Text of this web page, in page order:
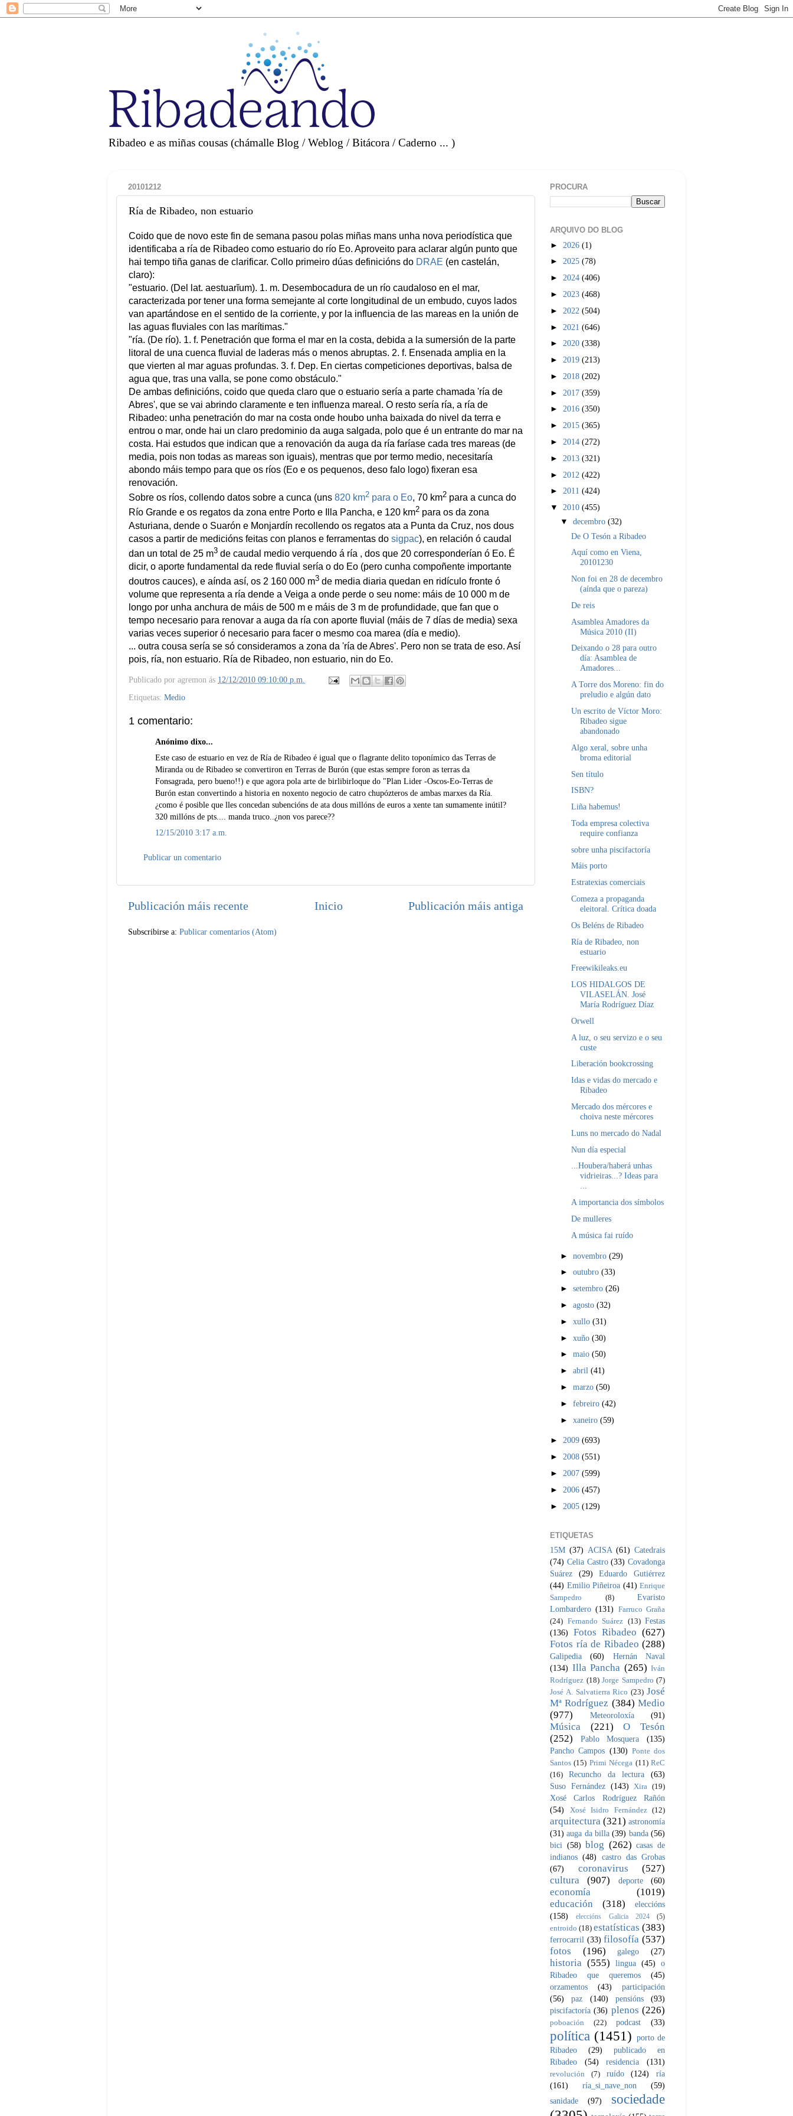
Ribadeo e as miñas cousas (chámalle Blog / Weblog / Bitácora / Caderno ... )
20101212
Ría de Ribadeo, non estuario
Coido que de novo este fin de semana pasou polas miñas mans unha nova periodística que
identificaba a ría de Ribadeo como estuario do río Eo. Aproveito para aclarar algún punto que
hai tempo tiña ganas de clarificar. Collo primeiro dúas definicións do DRAE (en castelán,
claro):
"estuario. (Del lat. aestuarĭum). 1. m. Desembocadura de un río caudaloso en el mar,
caracterizada por tener una forma semejante al corte longitudinal de un embudo, cuyos lados
van apartándose en el sentido de la corriente, y por la influencia de las mareas en la unión de
las aguas fluviales con las marítimas."
"ría. (De río). 1. f. Penetración que forma el mar en la costa, debida a la sumersión de la parte
litoral de una cuenca fluvial de laderas más o menos abruptas. 2. f. Ensenada amplia en la
que vierten al mar aguas profundas. 3. f. Dep. En ciertas competiciones deportivas, balsa de
agua que, tras una valla, se pone como obstáculo."
De ambas definicións, coido que queda claro que o estuario sería a parte chamada 'ría de
Abres', que se vai abrindo claramente e ten influenza mareal. O resto sería ría, a ría de
Ribadeo: unha penetración do mar na costa onde houbo unha baixada do nivel da terra e
entrou o mar, onde hai un claro predominio da auga salgada, polo que é un entrante do mar na
costa. Hai estudos que indican que a renovación da auga da ría faríase cada tres mareas (de
media, pois non todas as mareas son iguais), mentras que por termo medio, necesitaría
abondo máis tempo para que os ríos (Eo e os pequenos, deso falo logo) fixeran esa
renovación.
Sobre os ríos, collendo datos sobre a cunca (uns 820 km2 para o Eo, 70 km2 para a cunca do
Río Grande e os regatos da zona entre Porto e Illa Pancha, e 120 km2 para os da zona
Asturiana, dende o Suarón e Monjardín recollendo os regatos ata a Punta da Cruz, nos dous
casos a partir de medicións feitas con planos e ferramentas do sigpac), en relación ó caudal
dan un total de 25 m3 de caudal medio verquendo á ría , dos que 20 corresponderían ó Eo. É
dicir, o aporte fundamental da rede fluvial sería o do Eo (pero cunha compoñente importante
doutros cauces), e aínda así, os 2 160 000 m3 de media diaria quedan en ridículo fronte ó
volume que representa a ría dende a Veiga a onde perde o seu nome: máis de 10 000 m de
longo por unha anchura de máis de 500 m e máis de 3 m de profundidade, que fan que o
tempo necesario para renovar a auga da ría con aporte fluvial (máis de 7 días de media) sexa
varias veces superior ó necesario para facer o mesmo coa marea (día e medio).
... outra cousa sería se só consideramos a zona da 'ría de Abres'. Pero non se trata de eso. Así
pois, ría, non estuario. Ría de Ribadeo, non estuario, nin do Eo.
Publicado por agremon ás 12/12/2010 09:10:00 p.m.
Etiquetas: Medio
1 comentario:
Anónimo dixo...
Este caso de estuario en vez de Ría de Ribadeo é igual que o flagrante delito toponímico das Terras de
Miranda ou de Ribadeo se convertiron en Terras de Burón (que estas sempre foron as terras da
Fonsagrada, pero bueno!!) e que agora pola arte de birlibirloque do "Plan Lider -Oscos-Eo-Terras de
Burón estan convertindo a historia en noxento negocio de catro chupózteros de ambas marxes da Ría.
¿como é posible que lles concedan subencións de ata dous millóns de euros a xente tan sumamente inútil?
320 millóns de pts.... manda truco..¿non vos parece??
12/15/2010 3:17 a.m.
Publicar un comentario
Publicación máis recente Publicación máis antiga
Inicio
Subscribirse a: Publicar comentarios (Atom)
PROCURA
ARQUIVO DO BLOG
► 2026 (1)
► 2025 (78)
► 2024 (406)
► 2023 (468)
► 2022 (504)
► 2021 (646)
► 2020 (338)
► 2019 (213)
► 2018 (202)
► 2017 (359)
► 2016 (350)
► 2015 (365)
► 2014 (272)
► 2013 (321)
► 2012 (422)
► 2011 (424)
▼ 2010 (455)
▼decembro(32)
De O Tesón a Ribadeo
Aquí como en Viena,
20101230
Non foi en 28 de decembro
(aínda que o pareza)
De reis
Asamblea Amadores da
Música 2010 (II)
Deixando o 28 para outro
día: Asamblea de
Amadores...
A Torre dos Moreno: fin do
preludio e algún dato
Un escrito de Víctor Moro:
Ribadeo sigue
abandonado
Algo xeral, sobre unha
broma editorial
Sen título
ISBN?
Liña habemus!
Toda empresa colectiva
require confianza
sobre unha piscifactoría
Máis porto
Estratexias comerciais
Comeza a propaganda
eleitoral. Crítica doada
Os Beléns de Ribadeo
Ría de Ribadeo, non
estuario
Freewikileaks.eu
LOS HIDALGOS DE
VILASELÁN. José
María Rodríguez Díaz
Orwell
A luz, o seu servizo e o seu
custe
Liberación bookcrossing
Idas e vidas do mercado e
Ribadeo
Mercado dos mércores e
choiva neste mércores
Luns no mercado do Nadal
Nun día especial
...Houbera/haberá unhas
vidrieiras...? Ideas para
...
A importancia dos símbolos
De mulleres
A música fai ruído
►novembro(29)
►outubro(33)
►setembro(26)
►agosto(32)
►xullo(31)
►xuño(30)
►maio(50)
►abril(41)
►marzo(50)
►febreiro(42)
►xaneiro(59)
► 2009 (693)
► 2008 (551)
► 2007 (599)
► 2006 (457)
► 2005 (129)
ETIQUETAS
15M (37) ACISA (61) Catedrais
(74) Celia Castro (33) Covadonga
Suárez
(29)
Eduardo Gutiérrez
(44) Emilio Piñeiroa (41) Enrique
Sampedro
(8)
Evaristo
Lombardero (131) Farruco Graña
(24) Fernando Suárez (13) Festas
(136)
Fotos Ribadeo (627)
Fotos ría de Ribadeo (288)
Galipedia (60)
Hernán Naval
(134) Illa Pancha (265) Iván
Rodríguez (18) Jorge Sampedro (7)
José A. Salvatierra Rico (23) José
Mª Rodríguez (384) Medio
(977)
Meteoroloxía (91)
Música (221)
O Tesón
(252)
Pablo Mosquera
(135)
Pancho Campos (130) Ponte dos
Santos (15) Primi Nécega (11) ReC
(16)
Recuncho da lectura
(63)
Suso Fernández (143) Xira (19)
Xosé Carlos Rodríguez Rañón
(54)
Xosé Isidro Fernández (12)
arquitectura (321) astronomía
(31) auga da billa (39) banda (56)
bici (58) blog (262) casas de
indianos (48)
castro das Grobas
(67)
coronavirus
(527)
cultura
(907) deporte (60)
economía
(1019)
educación
(318)
eleccións
(158)
eleccións Galicia 2024 (5)
entroido (18) estatísticas (383)
ferrocarril (33) filosofía (537)
fotos
(196) galego (27)
historia (555) lingua (45)
o
Ribadeo que queremos
(45)
orzamentos
(43)
participación
(56)
paz (140) pensións
(93)
piscifactoría (36) plenos (226)
poboación (22) podcast (33)
política (1451) porto de
Ribadeo
(29)
publicado en
Ribadeo
(54) residencia (131)
revolución (7) ruído (124)
ría
(161)
ría_si_nave_non
(59)
sanidade
(97)
sociedade